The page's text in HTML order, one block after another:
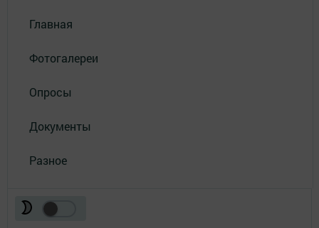
Главная
Фотогалереи
Опросы
Документы
Разное